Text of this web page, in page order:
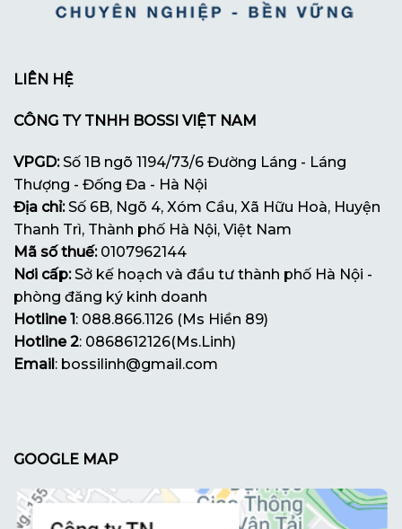
LIÊN HỆ
CÔNG TY TNHH BOSSI VIỆT NAM
VPGD:Số 1B ngõ 1194/73/6 Đường Láng - Láng
Thượng - Đống Đa - Hà Nội
Địa chỉ:Số 6B, Ngõ 4, Xóm Cầu, Xã Hữu Hoà, Huyện
Thanh Trì, Thành phố Hà Nội, Việt Nam
Mã số thuế:0107962144
Nơi cấp:Sở kế hoạch và đầu tư thành phố Hà Nội -
phòng đăng ký kinh doanh
Hotline 1: 088.866.1126 (Ms Hiền 89)
Hotline 2: 0868612126(Ms.Linh)
Email: bossilinh@gmail.com
GOOGLE MAP